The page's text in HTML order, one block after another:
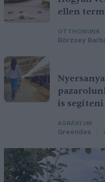
ellen
OTTHONUNK
Börzsey
is
AGRÁRIUM
Greendex